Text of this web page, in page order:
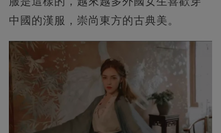
中國的漢服，崇尚東方的古典美。